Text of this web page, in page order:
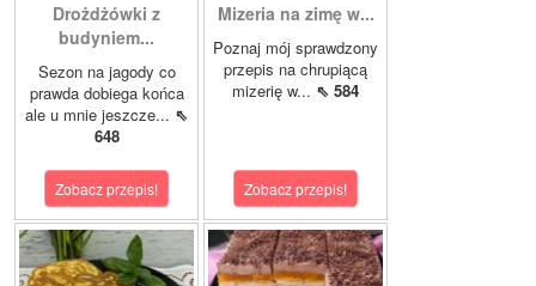
Drożdżówki z
budyniem...
Sezon na jagody co
prawda dobiega końca
ale u mnie jeszcze... ⇖
648
Zobacz przepis!
Mizeria na zimę w...
Poznaj mój sprawdzony
przepis na chrupiącą
mizerię w... ⇖ 584
Zobacz przepis!